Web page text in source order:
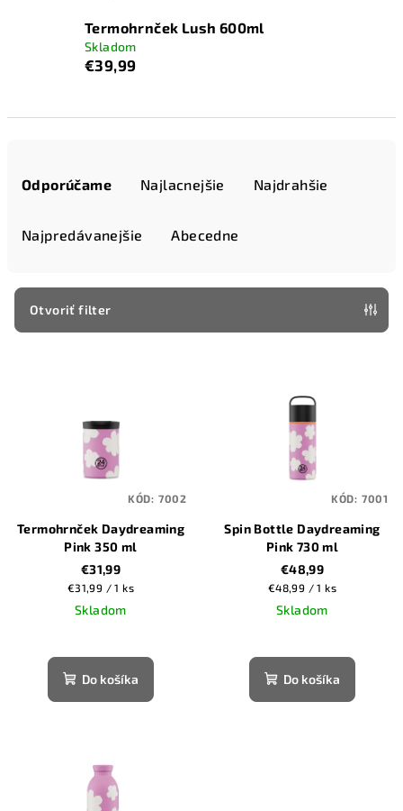
Termohrnček Lush 600ml
Skladom
€39,99
p
Odporúčame Najlacnejšie Najdrahšie
Najpredávanejšie Abecedne
Otvoriť filter
oTermohrnček Daydreaming
Pink 350 ml
€31,99
Jednotková
cena:
€31,99 / 1 ks
Skladom
Do košíka
KÓD: 7002
Spin Bottle Daydreaming
Pink 730 ml
€48,99
Jednotková
cena:
€48,99 / 1 ks
Skladom
Do košíka
KÓD: 7001